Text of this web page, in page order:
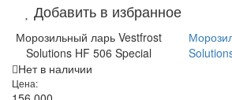
Добавить в избранное
Морозильный ларь Vestfrost
Solutions HF 506 Special
Нет в наличии
Цена: